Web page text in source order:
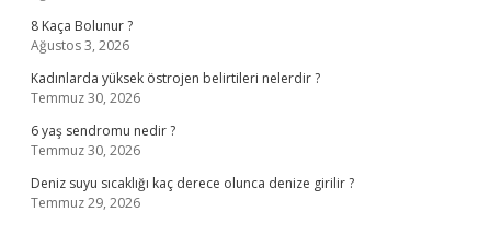
8 Kaça Bolunur ?
Ağustos 3, 2026
Kadınlarda yüksek östrojen belirtileri nelerdir ?
Temmuz 30, 2026
6 yaş sendromu nedir ?
Temmuz 30, 2026
Deniz suyu sıcaklığı kaç derece olunca denize girilir ?
Temmuz 29, 2026